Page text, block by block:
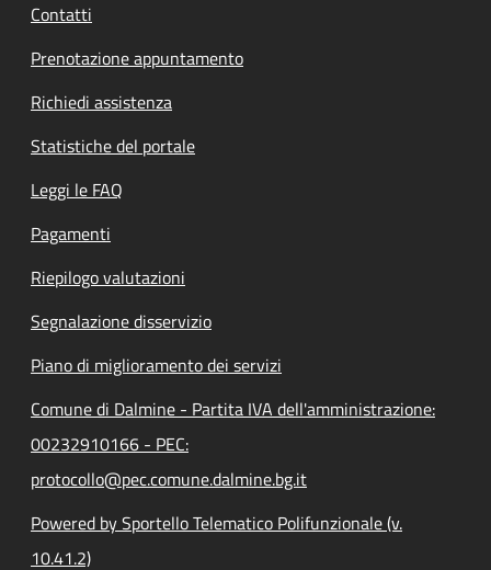
Contatti
Prenotazione appuntamento
Richiedi assistenza
Statistiche del portale
Leggi le FAQ
Pagamenti
Riepilogo valutazioni
Segnalazione disservizio
Piano di miglioramento dei servizi
Comune di Dalmine - Partita IVA dell'amministrazione:
00232910166 - PEC:
protocollo@pec.comune.dalmine.bg.it
Powered by Sportello Telematico Polifunzionale (v.
10.41.2)